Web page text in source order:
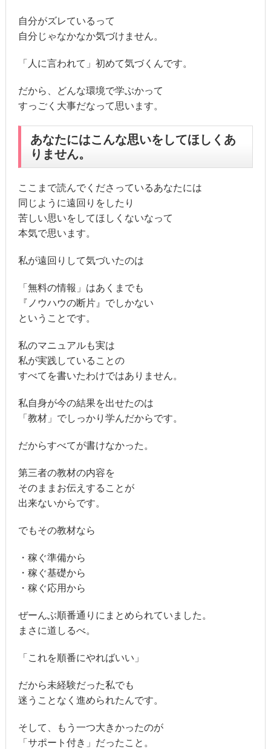
自分がズレているって
自分じゃなかなか気づけません。
「人に言われて」初めて気づくんです。
だから、どんな環境で学ぶかって
すっごく大事だなって思います。
あなたにはこんな思いをしてほしくあ
りません。
ここまで読んでくださっているあなたには
同じように遠回りをしたり
苦しい思いをしてほしくないなって
本気で思います。
私が遠回りして気づいたのは
「無料の情報」はあくまでも
『ノウハウの断片』でしかない
ということです。
私のマニュアルも実は
私が実践していることの
すべてを書いたわけではありません。
私自身が今の結果を出せたのは
「教材」でしっかり学んだからです。
だからすべてが書けなかった。
第三者の教材の内容を
そのままお伝えすることが
出来ないからです。
でもその教材なら
・稼ぐ準備から
・稼ぐ基礎から
・稼ぐ応用から
ぜーんぶ順番通りにまとめられていました。
まさに道しるべ。
「これを順番にやればいい」
だから未経験だった私でも
迷うことなく進められたんです。
そして、もう一つ大きかったのが
「サポート付き」だったこと。